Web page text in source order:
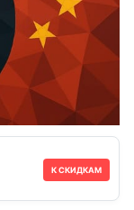
К СКИДКАМ